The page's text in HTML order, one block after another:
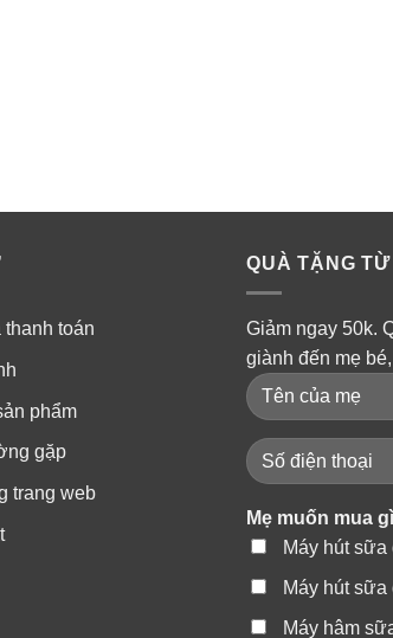
toán
phẩm
gặp
trang web
QUÀ TẶNG TỪ
Giảm ngay 50k.
giành đến mẹ
Mẹ muốn mua
Máy hút sữa
Máy hút sữa
Máy hâm